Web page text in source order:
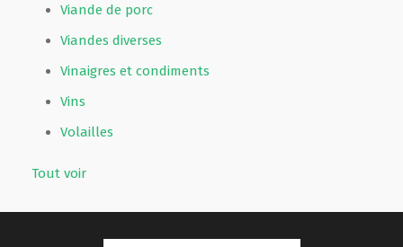
Viande de porc
Viandes diverses
Vinaigres et condiments
Vins
Volailles
Tout voir